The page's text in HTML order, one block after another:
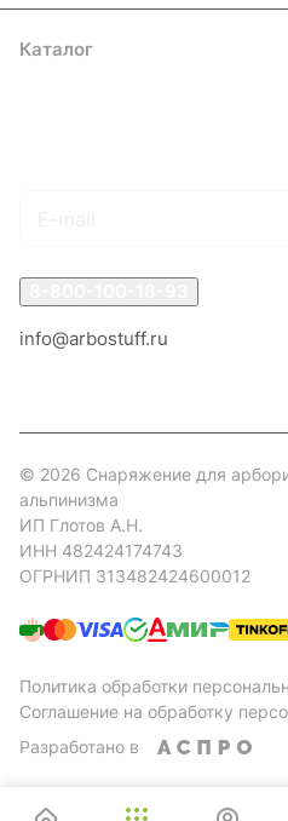
Каталог
info@arbostuff.ru
© 2026 Снаряжение для
альпинизма
ИП Глотов А.Н.
ИНН 482424174743
ОГРНИП 313482424600012
Политика обработки
Соглашение на обработку
Разработано в